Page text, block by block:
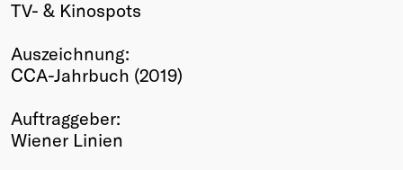
Friends of Creativity
Winners
2026
Annual
TV- & Kinospots
Auszeichnung:
CCA-Jahrbuch (2019)
Auftraggeber:
Wiener Linien